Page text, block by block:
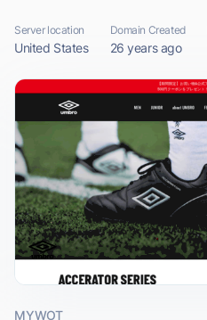
Server location
United States
Domain Created
26 years ago
MYWOT